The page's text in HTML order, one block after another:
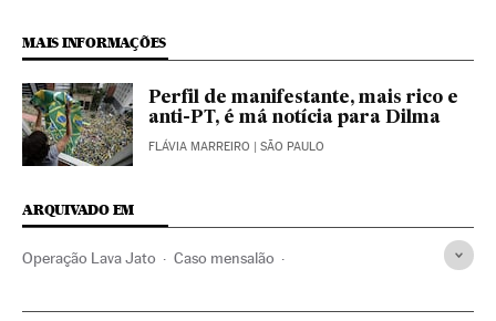
MAIS INFORMAÇÕES
Perfil de manifestante, mais rico e
anti-PT, é má notícia para Dilma
FLÁVIA MARREIRO | SÃO PAULO
ARQUIVADO EM
Operação Lava Jato Caso mensalão